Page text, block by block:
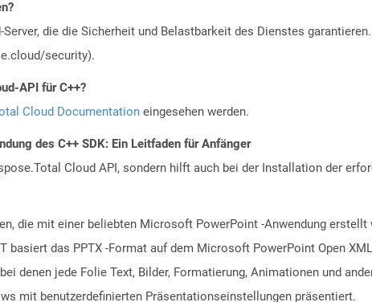
die die Sicherheit und Belastbarkeit des Dienstes
security).
API für C++?
Cloud Documentation eingesehen werden.
des C++ SDK: Ein Leitfaden für Anfänger
Cloud API, sondern hilft auch bei der Installation der
die mit einer beliebten Microsoft PowerPoint -Anwendung erstellt
das PPTX -Format auf dem Microsoft PowerPoint Open
denen jede Folie Text, Bilder, Formatierung, Animationen und
mit benutzerdefinierten Präsentationseinstellungen präsentiert.